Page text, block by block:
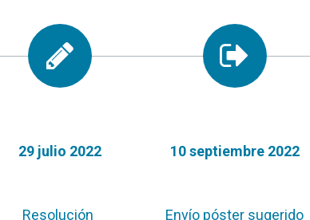
29 julio 2022
Resolución
10 septiembre 2022
Envío póster sugerido